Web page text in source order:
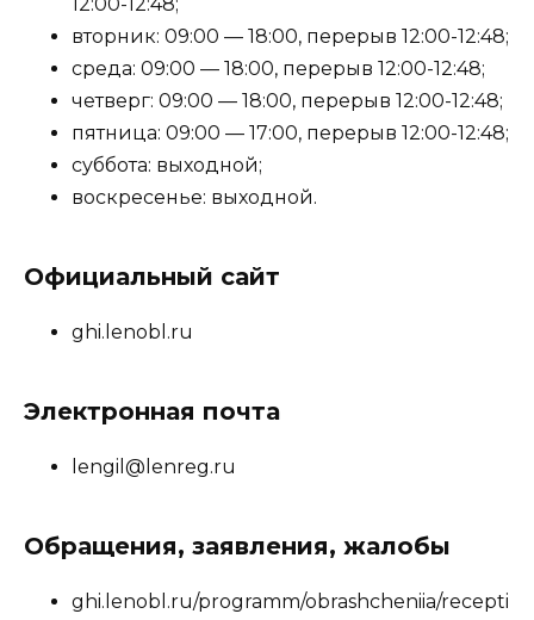
вторник: 09:00 — 18:00, перерыв 12:00-12:48;
среда: 09:00 — 18:00, перерыв 12:00-12:48;
четверг: 09:00 — 18:00, перерыв 12:00-12:48;
пятница: 09:00 — 17:00, перерыв 12:00-12:48;
суббота: выходной;
воскресенье: выходной.
Официальный сайт
ghi.lenobl.ru
Электронная почта
lengil@lenreg.ru
Обращения, заявления, жалобы
ghi.lenobl.ru/programm/obrashcheniia/recepti